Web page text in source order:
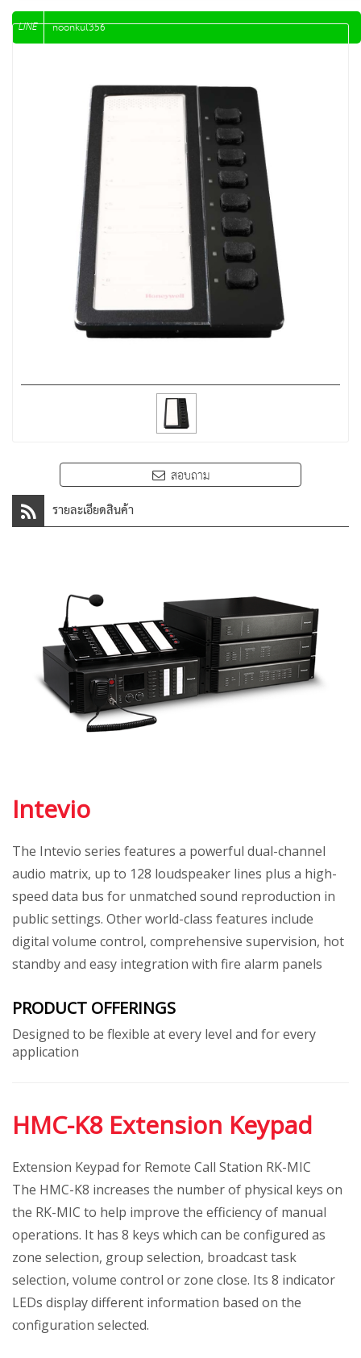
LINE noonkul356
สอบถาม
รายละเอียดสินค้า
Intevio
The Intevio series features a powerful dual-channel
audio matrix, up to 128 loudspeaker lines plus a high-
speed data bus for unmatched sound reproduction in
public settings. Other world-class features include
digital volume control, comprehensive supervision, hot
standby and easy integration with fire alarm panels
PRODUCT OFFERINGS
Designed to be flexible at every level and for every
application
HMC-K8 Extension Keypad
Extension Keypad for Remote Call Station RK-MIC
The HMC-K8 increases the number of physical keys on
the RK-MIC to help improve the efficiency of manual
operations. It has 8 keys which can be configured as
zone selection, group selection, broadcast task
selection, volume control or zone close. Its 8 indicator
LEDs display different information based on the
configuration selected.